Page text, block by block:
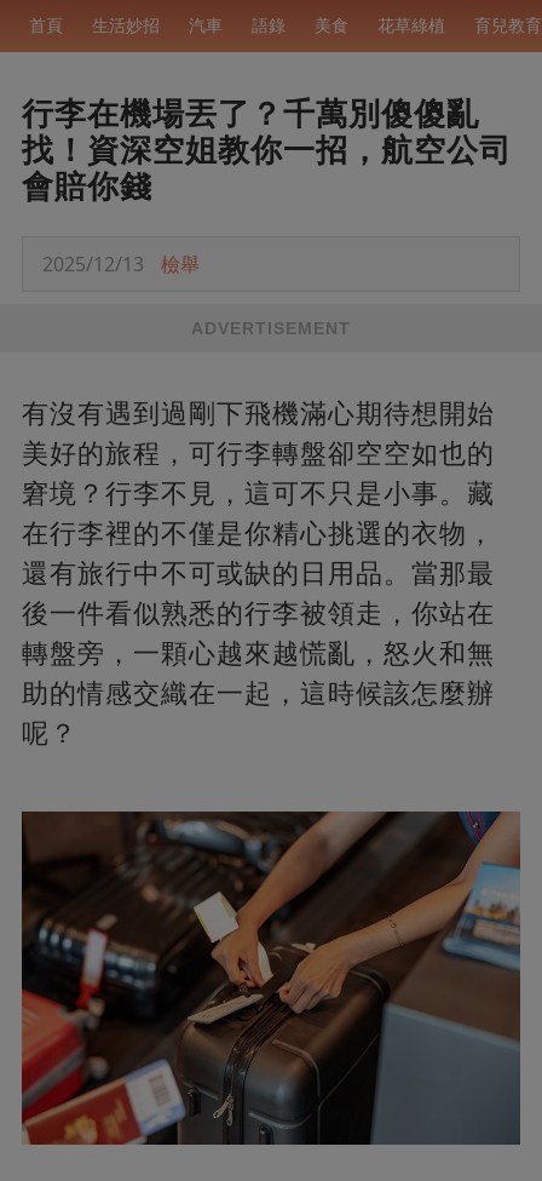
首頁 生活妙招 汽車 語錄 美食 花草綠植 育兒教育
行李在機場丟了？千萬別傻傻亂
找！資深空姐教你一招，航空公司
會賠你錢
2025/12/13 檢舉
ADVERTISEMENT
有沒有遇到過剛下飛機滿心期待想開始
美好的旅程，可行李轉盤卻空空如也的
窘境？行李不見，這可不只是小事。藏
在行李裡的不僅是你精心挑選的衣物，
還有旅行中不可或缺的日用品。當那最
後一件看似熟悉的行李被領走，你站在
轉盤旁，一顆心越來越慌亂，怒火和無
助的情感交織在一起，這時候該怎麼辦
呢？